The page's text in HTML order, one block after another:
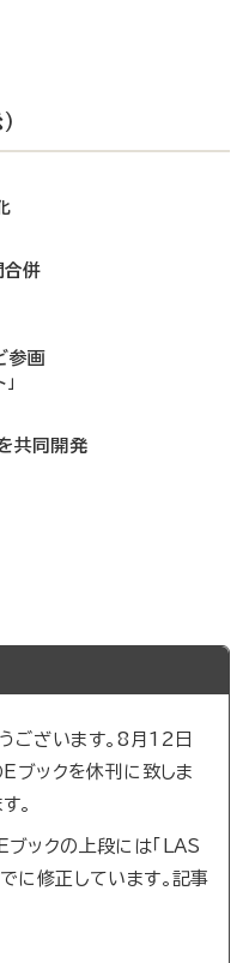
合併
参画
共同開発
ございます。8月12日
Eブックを休刊に致しま
。
ックの上段には「LAS
に修正しています。記事